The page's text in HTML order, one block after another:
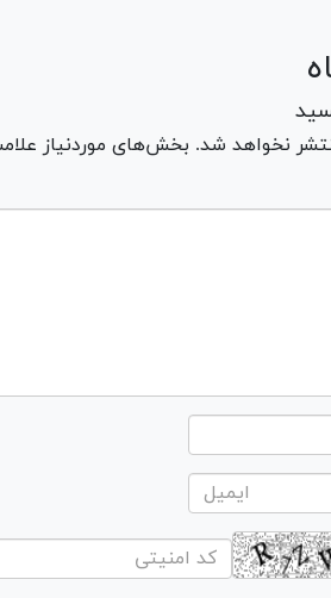
نخواهد شد. بخش‌های موردنیاز